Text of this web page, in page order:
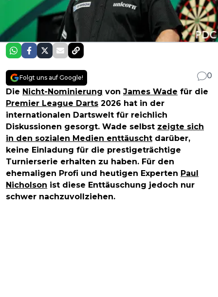
Folgt uns auf Google!
0
Die Nicht-Nominierung von James Wade für die
Premier League Darts 2026 hat in der
internationalen Dartswelt für reichlich
Diskussionen gesorgt. Wade selbst zeigte sich
in den sozialen Medien enttäuscht darüber,
keine Einladung für die prestigeträchtige
Turnierserie erhalten zu haben. Für den
ehemaligen Profi und heutigen Experten Paul
Nicholson ist diese Enttäuschung jedoch nur
schwer nachzuvollziehen.